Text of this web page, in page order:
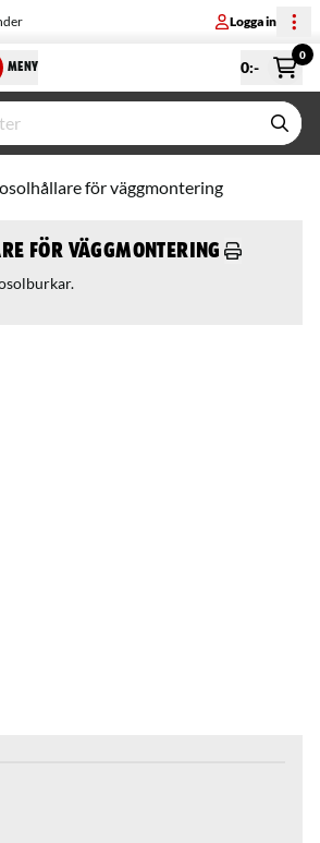
Logga in
MENY 0:-
0
för väggmontering
för väggmontering